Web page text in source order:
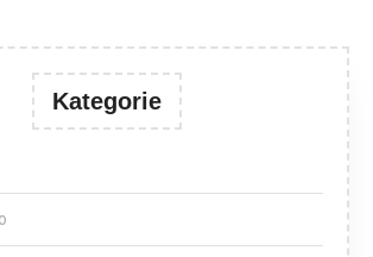
Kategorie